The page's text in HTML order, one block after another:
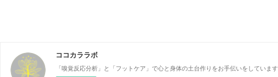
ココカララボ
「嗅覚反応分析」と「フットケア」で心と身体の土台作りをお手伝いをしています